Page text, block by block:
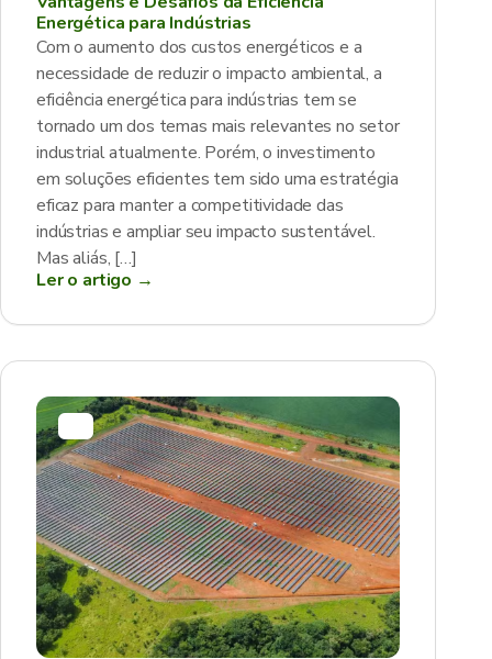
Energética para Indústrias
Com o aumento dos custos energéticos e a
necessidade de reduzir o impacto ambiental, a
eficiência energética para indústrias tem se
tornado um dos temas mais relevantes no setor
industrial atualmente. Porém, o investimento
em soluções eficientes tem sido uma estratégia
eficaz para manter a competitividade das
indústrias e ampliar seu impacto sustentável.
Mas aliás, […]
Ler o artigo →